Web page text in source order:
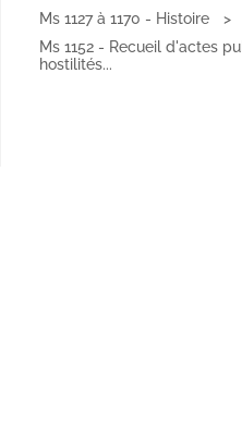
Ms 1127 à 1170 - Histoire
Ms 1152 - Recueil d'actes
hostilités...